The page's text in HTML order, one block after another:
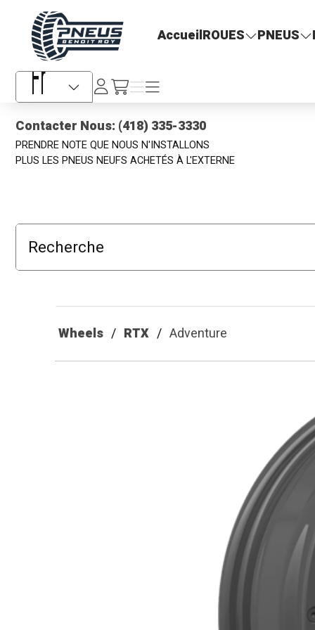
Pneus Benoit Roy
AccueilROUES PNEUS
Sélecteur de langue
Se
connecter/fr/cart
Menu
Menu
Contacter Nous: (418) 335-3330
PRENDRE NOTE QUE NOUS N'INSTALLONS
PLUS LES PNEUS NEUFS ACHETÉS À L'EXTERNE
Recherche
Wheels RTX Adventure